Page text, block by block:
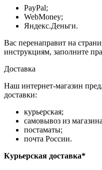
PayPal;
WebMoney;
Яндекс.Деньги.
Вас перенаправит на
инструкциям, заполните
Доставка
Наш интернет-магазин
доставки:
курьерская;
самовывоз из
постаматы;
почта России.
Курьерская доставка*